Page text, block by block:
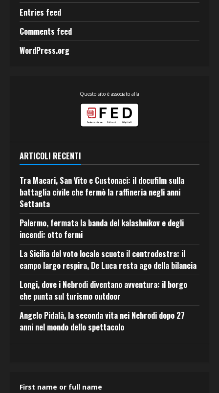
Entries feed
Comments feed
WordPress.org
Questo sito è associato alla
ARTICOLI RECENTI
Tra Macari, San Vito e Custonaci: il docufilm sulla
battaglia civile che fermò la raffineria negli anni
Settanta
Palermo, fermata la banda del kalashnikov e degli
incendi: otto fermi
La Sicilia del voto locale scuote il centrodestra: il
campo largo respira, De Luca resta ago della bilancia
Longi, dove i Nebrodi diventano avventura: il borgo
che punta sul turismo outdoor
Angelo Pidalà, la seconda vita nei Nebrodi dopo 27
anni nel mondo dello spettacolo
First name or full name